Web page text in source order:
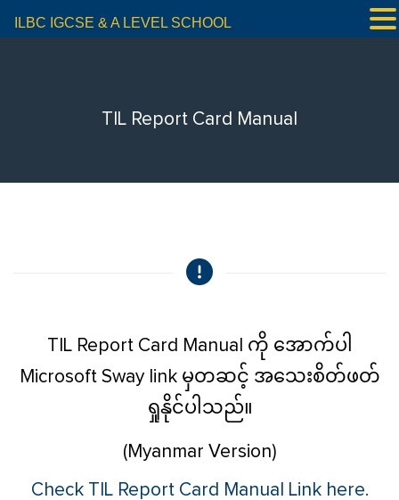
TIL Report Card Manual
TIL Report Card Manual ကို အောက်ပါ
Microsoft Sway link မှတဆင့် အသေးစိတ်ဖတ်
ရှုနိုင်ပါသည်။
(Myanmar Version)
Check TIL Report Card Manual Link here.
ILBC IGCSE & A LEVEL SCHOOL